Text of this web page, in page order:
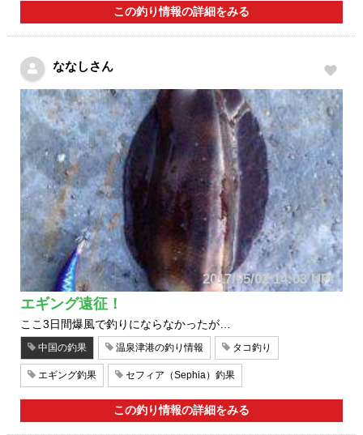
この釣り情報の詳細をみる
ななしさん
2017/05/02 14:03 UP!
エギング遠征！
ここ3日間爆風で釣りにならなかったが…
中国の釣果 温泉津港の釣り情報 タコ釣り
エギング釣果 セフィア（Sephia）釣果
この釣り情報の詳細をみる